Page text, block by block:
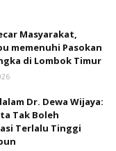
Masyarakat,
memenuhi Pasokan
di Lombok Timur
Dr. Dewa Wijaya:
Tak Boleh
Terlalu Tinggi